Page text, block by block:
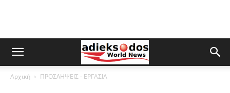
Αρχική ΠΡΟΣΛΗΨΕΙΣ - ΕΡΓΑΣΙΑ